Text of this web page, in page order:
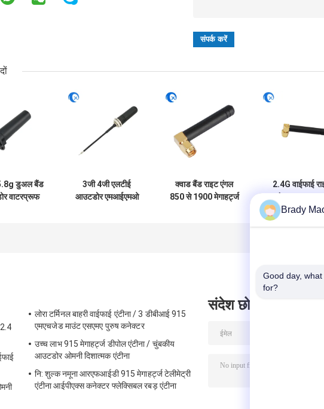
डुअल बैंड
वाटरप्रूफ
3जी 4जी एलटीई
आउटडोर एमआईएमओ
क्वाड बैंड राइट एंगल
850 से 1900 मेगाहर्ट्ज
2.4G वाईफाई
कनेक्टर हाई गेन
जीएसएम रूटर के
लोरा टर्मिनल बाहरी वाईफाई एंटीना / 3 डीबीआई 915
एमएचजेड माउंट एसएमए पुरुष कनेक्टर
उच्च लाभ 915 मेगाहर्ट्ज डीपोल एंटीना / चुंबकीय
आउटडोर ओमनी दिशात्मक एंटीना
नि: शुल्क नमूना आरएफआईडी 915 मेगाहर्ट्ज टेलीमेट्री
एंटीना आईपीएक्स कनेक्टर फ्लेक्सिबल रबड़ एंटीना
संदेश छोड़ दो
Brady
Good day,
for?